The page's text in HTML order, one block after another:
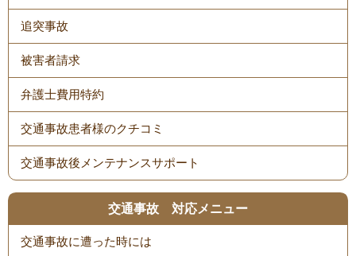
追突事故
被害者請求
弁護士費用特約
交通事故患者様のクチコミ
交通事故後メンテナンスサポート
交通事故 対応メニュー
交通事故に遭った時には